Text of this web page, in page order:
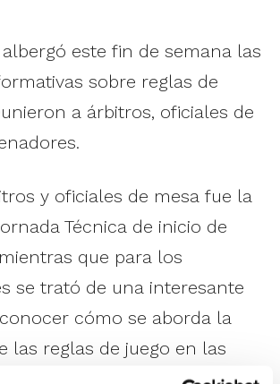
albergó este fin de semana las
sobre reglas de
a árbitros, oficiales de
y oficiales de mesa fue la
Técnica de inicio de
que para los
se trató de una interesante
cómo se aborda la
las reglas de juego en las